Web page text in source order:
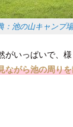
：池の山キャンプ
がいっぱいで、
ながら池の周り